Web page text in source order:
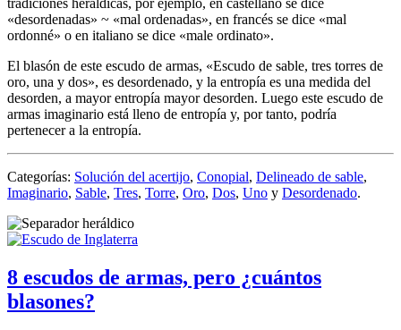
tradiciones heráldicas, por ejemplo, en castellano se dice
«desordenadas» ~ «mal ordenadas», en francés se dice «mal
ordonné» o en italiano se dice «male ordinato».
El blasón de este escudo de armas, «Escudo de sable, tres torres de
oro, una y dos», es desordenado, y la entropía es una medida del
desorden, a mayor entropía mayor desorden. Luego este escudo de
armas imaginario está lleno de entropía y, por tanto, podría
pertenecer a la entropía.
Categorías: Solución del acertijo, Conopial, Delineado de sable,
Imaginario, Sable, Tres, Torre, Oro, Dos, Uno y Desordenado.
8 escudos de armas, pero ¿cuántos
blasones?